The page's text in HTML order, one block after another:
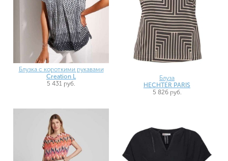
Блузка с короткими рукавами
Creation L
5 431 руб.
Блуза
HECHTER PARIS
5 826 руб.